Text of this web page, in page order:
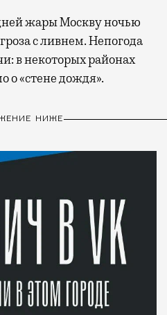
с ливнем. Непогода
в некоторых районах
о «стене дождя».
НИЖЕ